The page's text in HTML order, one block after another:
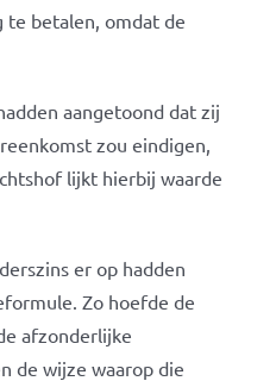
te betalen, omdat de
aangetoond dat zij
zou eindigen,
lijkt hierbij waarde
er op hadden
Zo hoefde de
afzonderlijke
de wijze waarop die